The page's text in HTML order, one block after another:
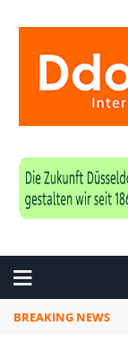
BREAKING NEWS